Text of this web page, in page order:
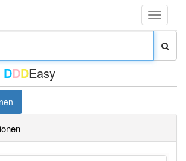
Toggle
DDDEasy